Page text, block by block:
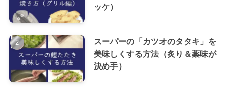
ッケ）
スーパーの「カツオのタタキ」を
美味しくする方法（炙り＆薬味が
決め手）